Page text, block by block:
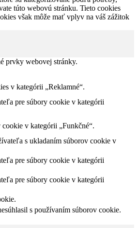
túto webovú stránku. Tieto cookies
však môže mať vplyv na váš zážitok
prvky webovej stránky.
v kategórii „Reklamné“.
pre súbory cookie v kategórii
v kategórii „Funkčné“.
s ukladaním súborov cookie v
pre súbory cookie v kategórii
pre súbory cookie v kategórii
s používaním súborov cookie.